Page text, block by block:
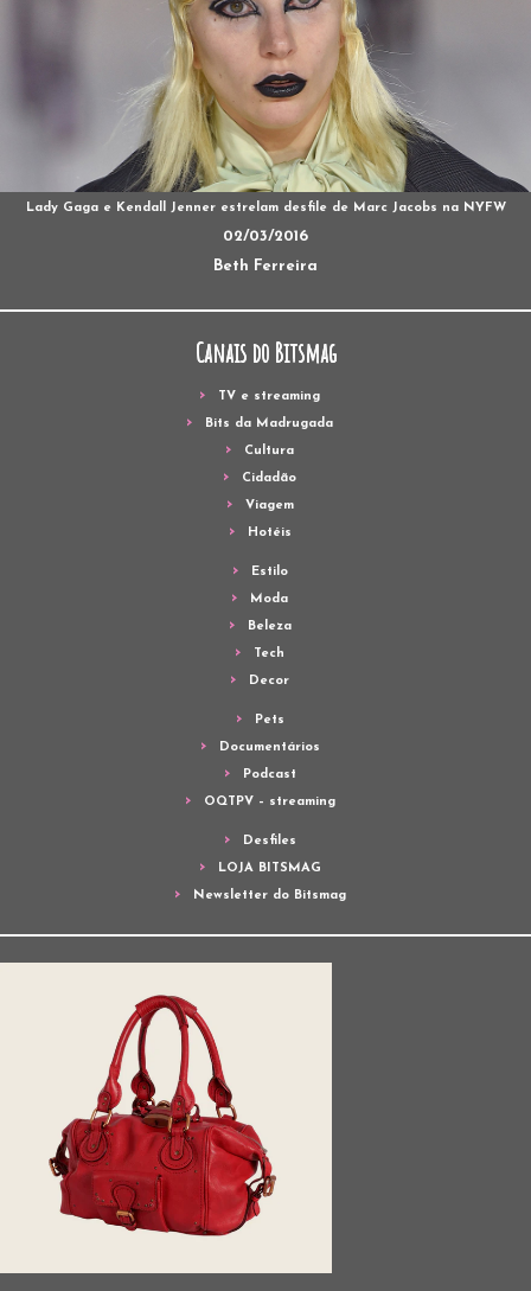
Lady Gaga e Kendall Jenner estrelam desfile de Marc Jacobs na NYFW
02/03/2016
Beth Ferreira
Canais do Bitsmag
TV e streaming
Bits da Madrugada
Cultura
Cidadão
Viagem
Hotéis
Estilo
Moda
Beleza
Tech
Decor
Pets
Documentários
Podcast
OQTPV – streaming
Desfiles
LOJA BITSMAG
Newsletter do Bitsmag